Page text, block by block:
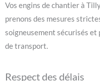
Vos engins de chantier à
prenons des mesures
soigneusement sécurisés et
de transport.
Respect des délais